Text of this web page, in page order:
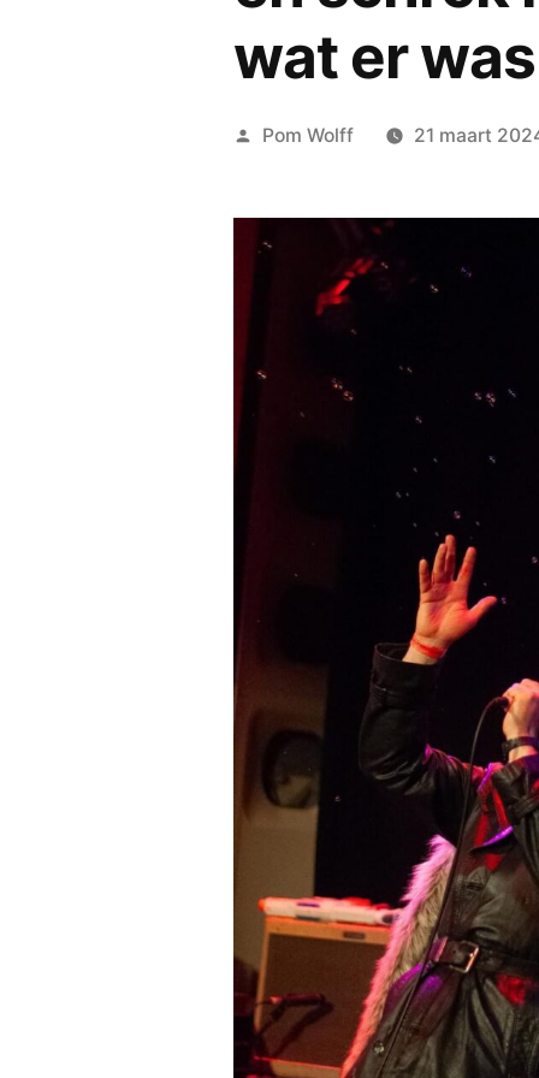
wat er
Geplaatst
Pom Wolff 21 maart